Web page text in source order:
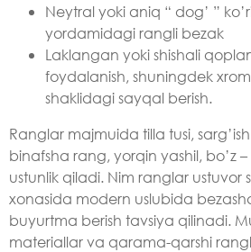
Neytral yoki aniq “ dog’ ”
yordamidagi rangli bezak
Laklangan yoki shishali
foydalanish, shuningdek
shaklidagi sayqal berish.
Ranglar majmuida tilla tusi,
binafsha rang, yorqin yashil, bo’z
ustunlik qiladi. Nim ranglar ustuvor
xonasida modern uslubida
buyurtma berish tavsiya qilinadi.
materiallar va qarama-qarshi